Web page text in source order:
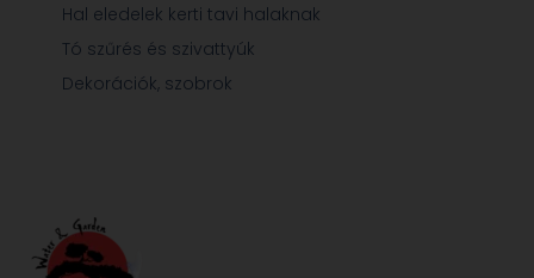
Hal eledelek kerti tavi halaknak
Tó szűrés és szivattyúk
Dekorációk, szobrok